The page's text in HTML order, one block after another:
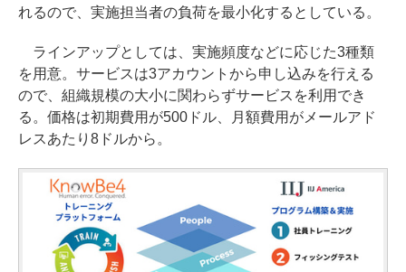
れるので、実施担当者の負荷を最小化するとしている。
ラインアップとしては、実施頻度などに応じた3種類
を用意。サービスは3アカウントから申し込みを行える
ので、組織規模の大小に関わらずサービスを利用でき
る。価格は初期費用が500ドル、月額費用がメールアド
レスあたり8ドルから。